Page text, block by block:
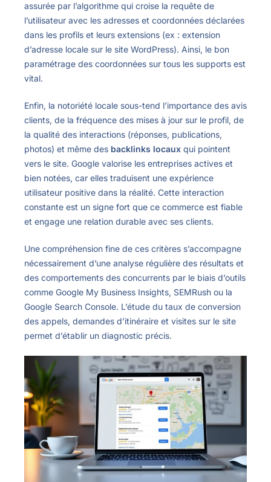
assurée par l’algorithme qui croise la requête de
l’utilisateur avec les adresses et coordonnées déclarées
dans les profils et leurs extensions (ex : extension
d’adresse locale sur le site WordPress). Ainsi, le bon
paramétrage des coordonnées sur tous les supports est
vital.
Enfin, la notoriété locale sous-tend l’importance des avis
clients, de la fréquence des mises à jour sur le profil, de
la qualité des interactions (réponses, publications,
photos) et même des backlinks locaux qui pointent
vers le site. Google valorise les entreprises actives et
bien notées, car elles traduisent une expérience
utilisateur positive dans la réalité. Cette interaction
constante est un signe fort que ce commerce est fiable
et engage une relation durable avec ses clients.
Une compréhension fine de ces critères s’accompagne
nécessairement d’une analyse régulière des résultats et
des comportements des concurrents par le biais d’outils
comme Google My Business Insights, SEMRush ou la
Google Search Console. L’étude du taux de conversion
des appels, demandes d’itinéraire et visites sur le site
permet d’établir un diagnostic précis.